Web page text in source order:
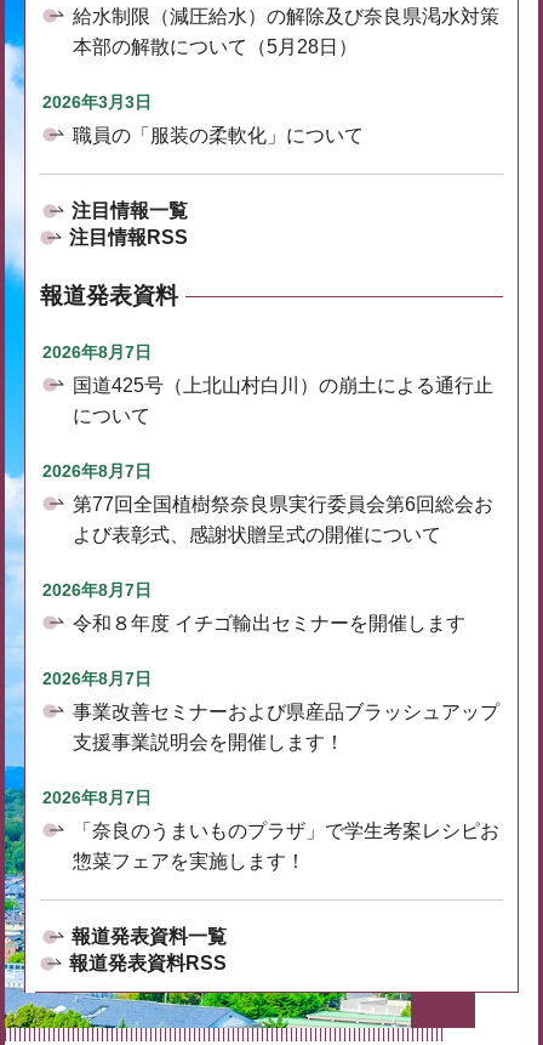
給水制限（減圧給水）の解除及び奈良県渇水対策
本部の解散について（5月28日）
2026年3月3日
職員の「服装の柔軟化」について
注目情報一覧
注目情報RSS
報道発表資料
2026年8月7日
国道425号（上北山村白川）の崩土による通行止
について
2026年8月7日
第77回全国植樹祭奈良県実行委員会第6回総会お
よび表彰式、感謝状贈呈式の開催について
2026年8月7日
令和８年度 イチゴ輸出セミナーを開催します
2026年8月7日
事業改善セミナーおよび県産品ブラッシュアップ
支援事業説明会を開催します！
2026年8月7日
「奈良のうまいものプラザ」で学生考案レシピお
惣菜フェアを実施します！
報道発表資料一覧
報道発表資料RSS